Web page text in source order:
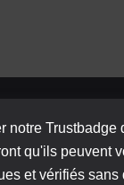
notre Trustbadge
qu'ils peuvent
et vérifiés sans